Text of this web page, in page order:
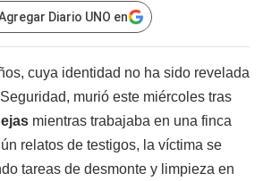
Diario UNO en
cuya identidad no ha sido revelada
murió este miércoles tras
mientras trabajaba en una finca
relatos de testigos, la víctima se
tareas de desmonte y limpieza en